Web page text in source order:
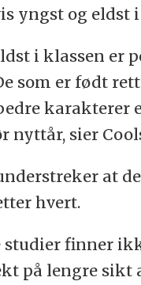
yngst og eldst
i klassen er
som er født
karakterer
nyttår, sier
at
hvert.
studier finner
på lengre sikt